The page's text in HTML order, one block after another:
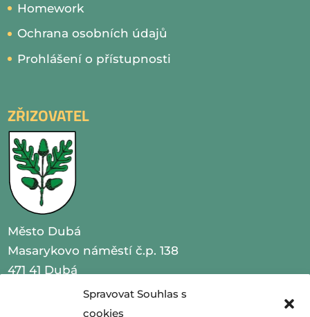
Spravovat Souhlas s
cookies
Homework
Ochrana osobních údajů
Prohlášení o přístupnosti
ZŘIZOVATEL
Město Dubá
Masarykovo náměstí č.p. 138
471 41 Dubá
IČO 00260479